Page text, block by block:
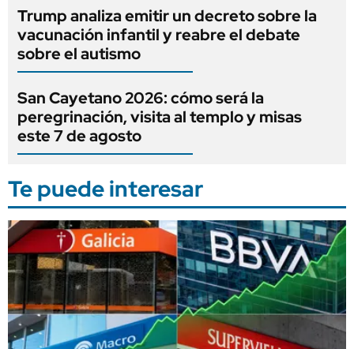
Trump analiza emitir un decreto sobre la
vacunación infantil y reabre el debate
sobre el autismo
San Cayetano 2026: cómo será la
peregrinación, visita al templo y misas
este 7 de agosto
Te puede interesar